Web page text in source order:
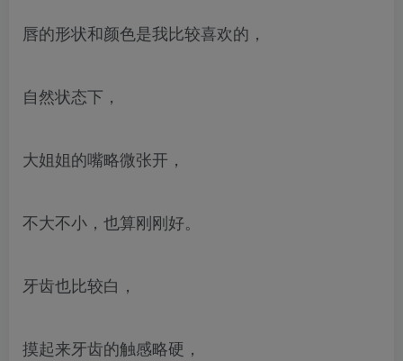
唇的形状和颜色是我比较喜欢的，
自然状态下，
大姐姐的嘴略微张开，
不大不小，也算刚刚好。
牙齿也比较白，
摸起来牙齿的触感略硬，